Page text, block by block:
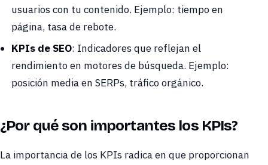
usuarios con tu contenido. Ejemplo: tiempo en
página, tasa de rebote.
KPIs de SEO: Indicadores que reflejan el
rendimiento en motores de búsqueda. Ejemplo:
posición media en SERPs, tráfico orgánico.
¿Por qué son importantes los KPIs?
La importancia de los KPIs radica en que proporcionan